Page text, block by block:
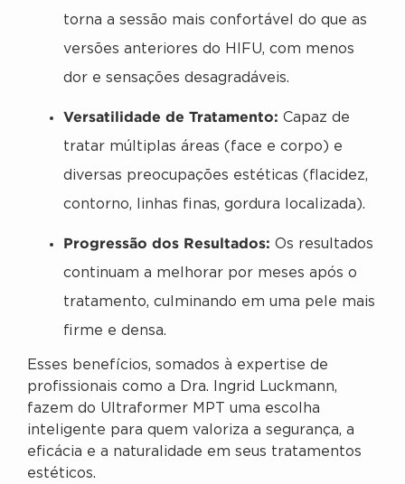
torna a sessão mais confortável do que as
versões anteriores do HIFU, com menos
dor e sensações desagradáveis.
Versatilidade de Tratamento: Capaz de
tratar múltiplas áreas (face e corpo) e
diversas preocupações estéticas (flacidez,
contorno, linhas finas, gordura localizada).
Progressão dos Resultados: Os resultados
continuam a melhorar por meses após o
tratamento, culminando em uma pele mais
firme e densa.
Esses benefícios, somados à expertise de
profissionais como a Dra. Ingrid Luckmann,
fazem do Ultraformer MPT uma escolha
inteligente para quem valoriza a segurança, a
eficácia e a naturalidade em seus tratamentos
estéticos.